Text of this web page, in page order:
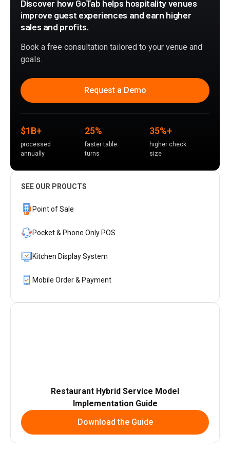
Discover how GoTab helps hospitality venues
improve guest experiences and earn higher
sales and profits.
Book a free consultation tailored to your venue and
goals.
Request a Demo
$1B+
processed
annually
25%
faster table
turns
35%+
higher check
size
SEE OUR PROUCTS
Point of Sale
Pocket & Phone Only POS
Kitchen Display System
Mobile Order & Payment
Restaurant Hybrid Service Model
Implementation Guide
Download the Guide